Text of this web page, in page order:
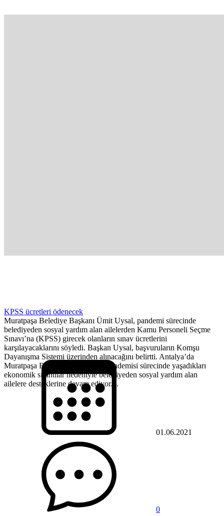
KPSS ücretleri ödenecek
Muratpaşa Belediye Başkanı Ümit Uysal, pandemi sürecinde
belediyeden sosyal yardım alan ailelerden Kamu Personeli Seçme
Sınavı’na (KPSS) girecek olanların sınav ücretlerini
karşılayacaklarını söyledi. Başkan Uysal, başvuruların Komşu
Dayanışma Sistemi üzerinden alınacağını belirtti. Antalya’da
Muratpaşa Belediyesi, covid-19 pandemisi sürecinde yaşadıkları
ekonomik sıkıntılar nedeniyle belediyeden sosyal yardım alan
ailelere desteklerine devam ediyor....
01.06.2021
0